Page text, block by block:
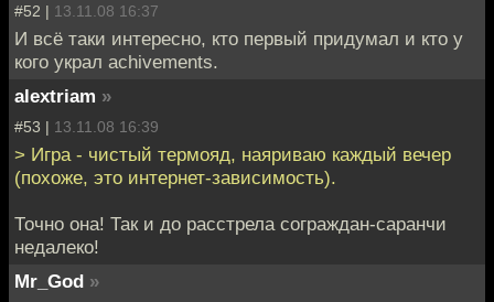
#52 | 13.11.08 16:37
И всё таки интересно, кто первый придумал и кто у
кого украл achivements.
alextriam »
#53 | 13.11.08 16:39
> Игра - чистый термояд, наяриваю каждый вечер
(похоже, это интернет-зависимость).
Точно она! Так и до расстрела сограждан-саранчи
недалеко!
Mr_God »